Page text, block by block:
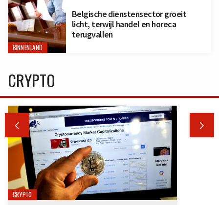
BINNENLAND
Belgische dienstensector groeit
licht, terwijl handel en horeca
terugvallen
CRYPTO
 
CRYPTO